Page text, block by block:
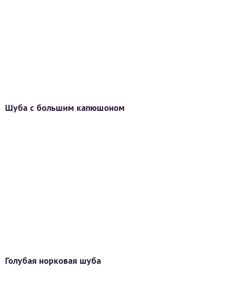
Шуба с большим капюшоном
Голубая норковая шуба